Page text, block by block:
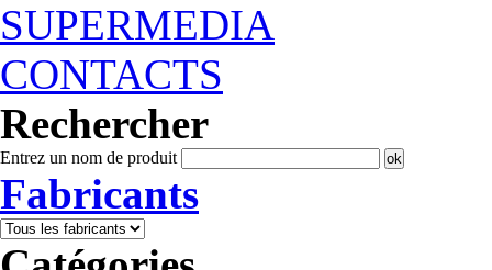
SUPERMEDIA
CONTACTS
Rechercher
Entrez un nom de produit
Fabricants